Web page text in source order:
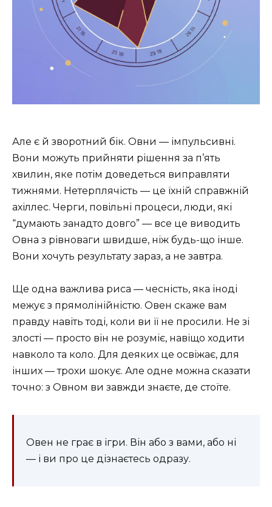
Але є й зворотний бік. Овни — імпульсивні.
Вони можуть прийняти рішення за п’ять
хвилин, яке потім доведеться виправляти
тижнями. Нетерплячість — це їхній справжній
ахіллес. Черги, повільні процеси, люди, які
“думають занадто довго” — все це виводить
Овна з рівноваги швидше, ніж будь-що інше.
Вони хочуть результату зараз, а не завтра.
Ще одна важлива риса — чесність, яка іноді
межує з прямолінійністю. Овен скаже вам
правду навіть тоді, коли ви її не просили. Не зі
злості — просто він не розуміє, навіщо ходити
навколо та коло. Для деяких це освіжає, для
інших — трохи шокує. Але одне можна сказати
точно: з Овном ви завжди знаєте, де стоїте.
Овен не грає в ігри. Він або з вами, або ні
— і ви про це дізнаєтесь одразу.